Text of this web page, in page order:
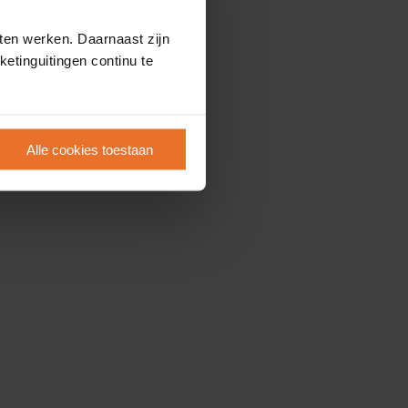
werken. Daarnaast zijn
continu te
Alle cookies toestaan